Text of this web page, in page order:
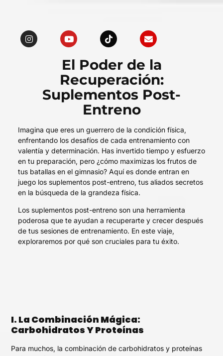
El Poder de la
Recuperación:
Suplementos Post-
Entreno
Imagina que eres un guerrero de la condición física,
enfrentando los desafíos de cada entrenamiento con
valentía y determinación. Has invertido tiempo y esfuerzo
en tu preparación, pero ¿cómo maximizas los frutos de
tus batallas en el gimnasio? Aquí es donde entran en
juego los suplementos post-entreno, tus aliados secretos
en la búsqueda de la grandeza física.
Los suplementos post-entreno son una herramienta
poderosa que te ayudan a recuperarte y crecer después
de tus sesiones de entrenamiento. En este viaje,
exploraremos por qué son cruciales para tu éxito.
I. La Combinación Mágica:
Carbohidratos Y Proteínas
Para muchos, la combinación de carbohidratos y proteínas